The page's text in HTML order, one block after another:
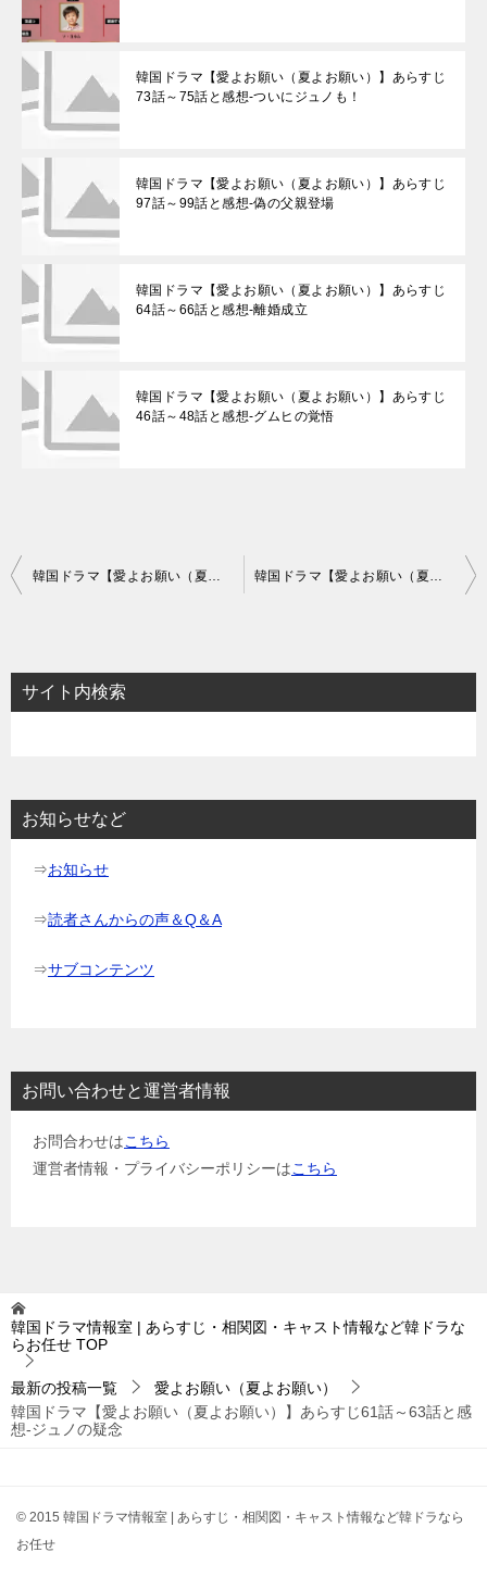
韓国ドラマ【愛よお願い（夏よお願い）】あらすじ
73話～75話と感想-ついにジュノも！
韓国ドラマ【愛よお願い（夏よお願い）】あらすじ
97話～99話と感想-偽の父親登場
韓国ドラマ【愛よお願い（夏よお願い）】あらすじ
64話～66話と感想-離婚成立
韓国ドラマ【愛よお願い（夏よお願い）】あらすじ
46話～48話と感想-グムヒの覚悟
投
ビ
ゲ
ョ
韓国ドラマ【愛よお願い（夏よお願い）】あらすじ58話～60話と感想-サンミの思惑 韓国ドラマ【愛よお願い（夏よお願い）】あらすじ64話～66話と感想-離婚成立
サイト内検索
お知らせなど
⇒お知らせ
⇒読者さんからの声＆Q＆A
⇒サブコンテンツ
お問い合わせと運営者情報
お問合わせはこちら
運営者情報・プライバシーポリシーはこちら
韓国ドラマ情報室 | あらすじ・相関図・キャスト情報など韓ドラな
らお任せ TOP
最新の投稿一覧
愛よお願い（夏よお願い）
韓国ドラマ【愛よお願い（夏よお願い）】あらすじ61話～63話と感
想-ジュノの疑念
© 2015 韓国ドラマ情報室 | あらすじ・相関図・キャスト情報など韓ドラなら
お任せ